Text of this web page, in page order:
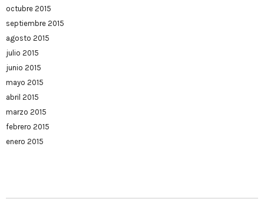
octubre 2015
septiembre 2015
agosto 2015
julio 2015
junio 2015
mayo 2015
abril 2015
marzo 2015
febrero 2015
enero 2015